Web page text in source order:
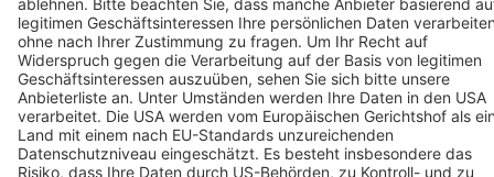
ab 18,00 €
AUG
9
09:00
OBERHAUSEN OBEX | Oberhausen
POLAR EXPERIENCE - Die immersive Ausstellung